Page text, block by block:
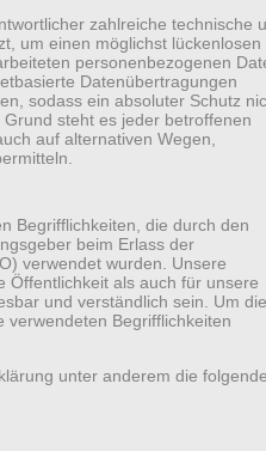
options and its rich
functions you
zahlreiche technische
um einen möglichst lückenlosen
personenbezogenen
Datenübertragungen
sodass ein absoluter Schutz
steht es jeder betroffenen
auf alternativen Wegen,
Begrifflichkeiten, die durch den
beim Erlass der
verwendet wurden. Unsere
Öffentlichkeit als auch für unsere
und verständlich sein. Um
verwendeten Begrifflichkeiten
unter anderem die